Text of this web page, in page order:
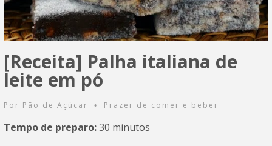
[Receita] Palha italiana de
leite em pó
Por Pão de Açúcar • Prazer de comer e beber
Tempo de preparo:30 minutos